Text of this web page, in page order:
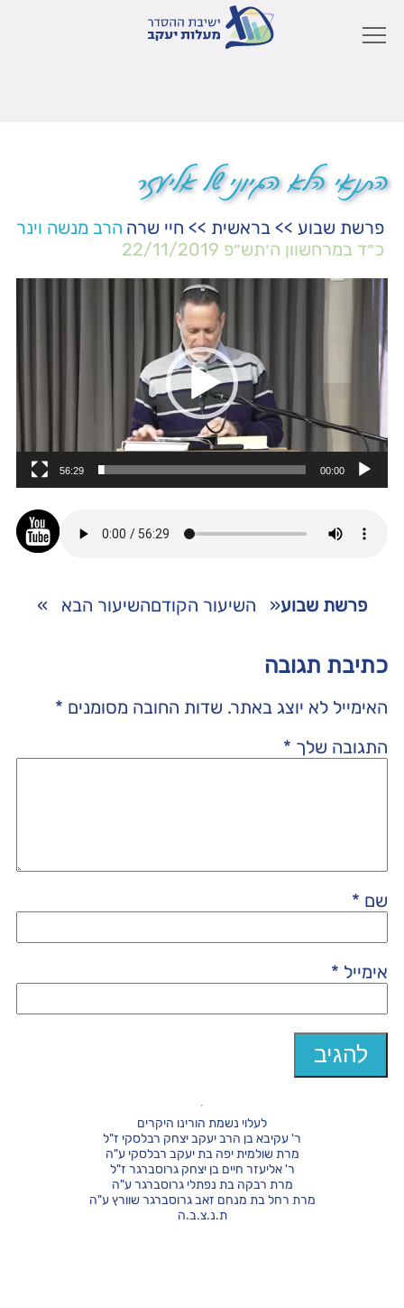
התנאי הלא הגיוני של אליעזר
פרשת שבוע >> בראשית >> חיי שרה הרב מנשה וינר
כ״ד במרחשוון ה׳תש״פ 22/11/2019
נגן
וידאו
00:00
56:29
פרשת שבוע« השיעור הקודםהשיעור הבא »
כתיבת תגובה
האימייל לא יוצג באתר. שדות החובה מסומנים *
התגובה שלך *
שם *
אימייל *
לעלוי נשמת הורינו היקרים
ר' עקיבא בן הרב יעקב יצחק רבלסקי ז"ל
מרת שולמית יפה בת יעקב רבלסקי ע"ה
ר' אליעזר חיים בן יצחק גרוסברגר ז"ל
מרת רבקה בת נפתלי גרוסברגר ע"ה
מרת רחל בת מנחם זאב גרוסברגר שוורץ ע"ה
ת.נ.צ.ב.ה